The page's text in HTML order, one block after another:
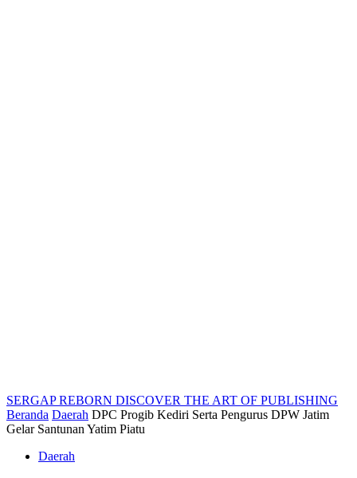
SERGAP REBORN DISCOVER THE ART OF PUBLISHING
Beranda Daerah DPC Progib Kediri Serta Pengurus DPW Jatim
Gelar Santunan Yatim Piatu
Daerah